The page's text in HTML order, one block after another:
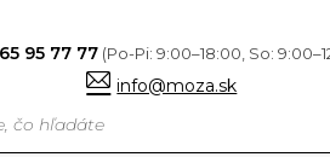
65 95 77 77
info@moza.sk